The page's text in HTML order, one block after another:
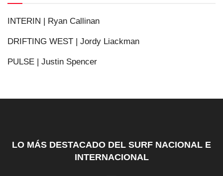
INTERIN | Ryan Callinan
DRIFTING WEST | Jordy Liackman
PULSE | Justin Spencer
LO MÁS DESTACADO DEL SURF NACIONAL E
INTERNACIONAL